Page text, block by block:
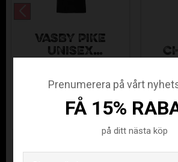
VÄSBY PIKÉ
UNISEX
365
Lagerstatus
Prenumerera på vårt
FÅ 15%
på ditt nästa köp